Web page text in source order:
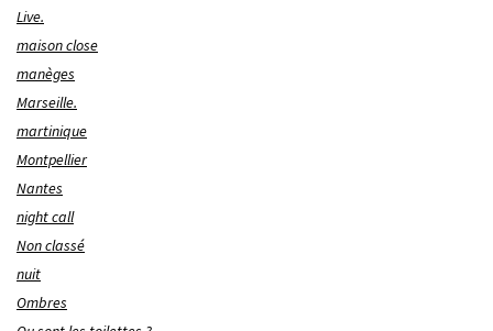
Live.
maison close
manèges
Marseille.
martinique
Montpellier
Nantes
night call
Non classé
nuit
Ombres